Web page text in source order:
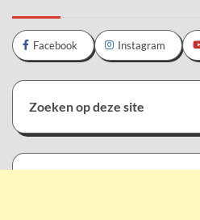
Facebook Instagram
Zoeken op deze site